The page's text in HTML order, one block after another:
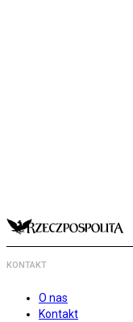
KONTAKT
O nas
Kontakt